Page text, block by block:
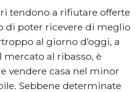
tendono a rifiutare offerte
di poter ricevere di meglio
al giorno d’oggi, a
mercato al ribasso, è
vendere casa nel minor
Sebbene determinate